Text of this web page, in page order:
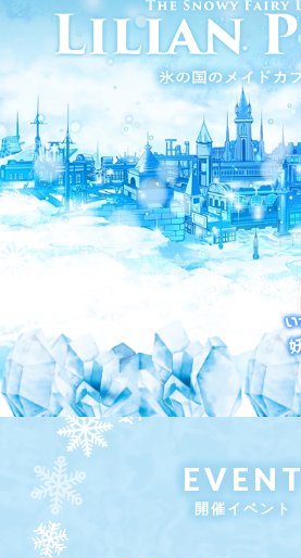
EVENT
開催イベント